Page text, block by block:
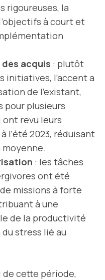
rigoureuses, la
à court et
acquis : plutôt
initiatives, l’accent a
de l’existant,
pour plusieurs
ont revu leurs
l’été 2023, réduisant
moyenne.
: les tâches
ont été
missions à forte
à une
de la productivité
stress lié au
cette période,